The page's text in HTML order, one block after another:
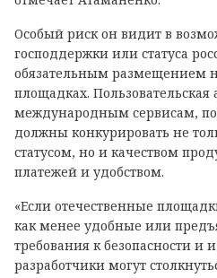
Особый риск он видит в
господдержки или статуса
обязательным размещением
площадках.
международным сервисам,
должны конкурировать не
статусом, но и качеством
платежей и удобством.
«Если отечественные
как менее удобные или
требования к безопасности и
разработчики могут